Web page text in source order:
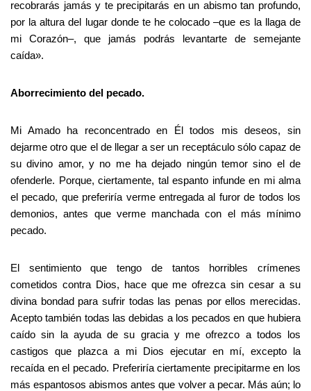
recobrarás jamás y te precipitarás en un abismo tan profundo,
por la altura del lugar donde te he colocado –que es la llaga de
mi Corazón–, que jamás podrás levantarte de semejante
caída».
Aborrecimiento del pecado.
Mi Amado ha reconcentrado en Él todos mis deseos, sin
dejarme otro que el de llegar a ser un receptáculo sólo capaz de
su divino amor, y no me ha dejado ningún temor sino el de
ofenderle. Porque, ciertamente, tal espanto infunde en mi alma
el pecado, que preferiría verme entregada al furor de todos los
demonios, antes que verme manchada con el más mínimo
pecado.
El sentimiento que tengo de tantos horribles crímenes
cometidos contra Dios, hace que me ofrezca sin cesar a su
divina bondad para sufrir todas las penas por ellos merecidas.
Acepto también todas las debidas a los pecados en que hubiera
caído sin la ayuda de su gracia y me ofrezco a todos los
castigos que plazca a mi Dios ejecutar en mí, excepto la
recaída en el pecado. Preferiría ciertamente precipitarme en los
más espantosos abismos antes que volver a pecar. Más aún; lo